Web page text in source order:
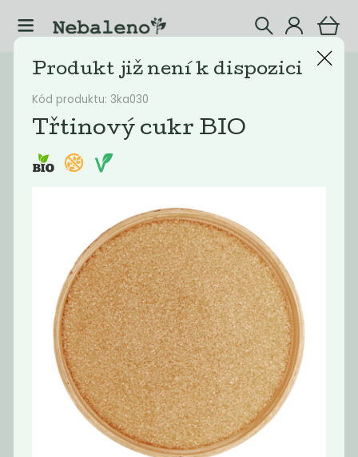
Katalog Potraviny
Filtrovat produkty
Sečuánský chilli
olej -...
Cukr vanilkový
999Kč
Kód produktu: 3ka030
Třtinový cukr BIO
Produkt již není k dispozici